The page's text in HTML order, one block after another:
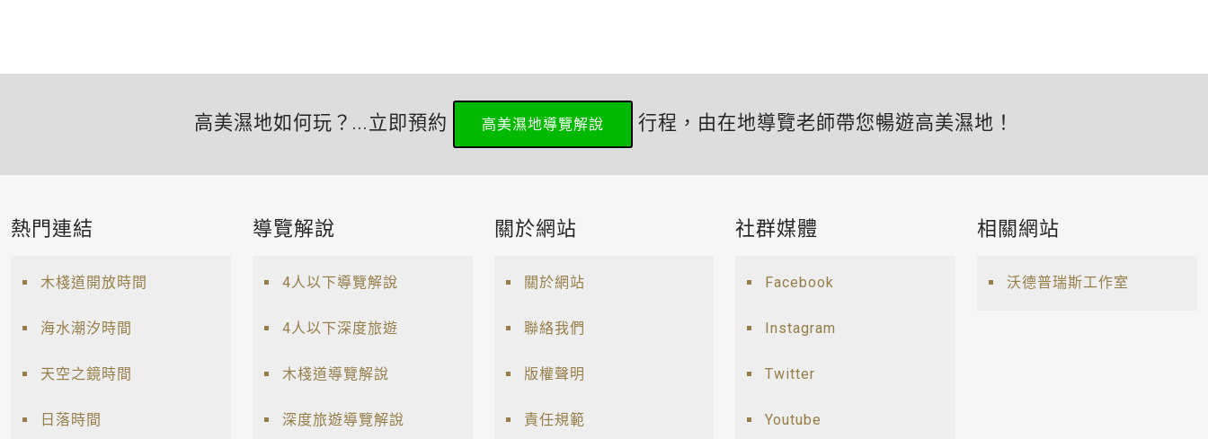
高美濕地如何玩？...立即預約 高美濕地導覽解說 行程，由在地導覽老師帶您暢遊高美濕地！
熱門連結
木棧道開放時間
海水潮汐時間
天空之鏡時間
日落時間
導覽解說
4人以下導覽解說
4人以下深度旅遊
木棧道導覽解說
深度旅遊導覽解說
關於網站
關於網站
聯絡我們
版權聲明
責任規範
社群媒體
Facebook
Instagram
Twitter
Youtube
相關網站
沃德普瑞斯工作室